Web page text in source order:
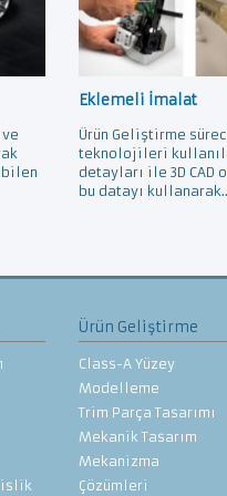
Eklemeli İmalat
Ürün Geliştirme
teknolojileri
detayları ile 3D CAD
bu datayı
Ürün Geliştirme
Class-A Yüzey
Modelleme
Trim Parça Tasarımı
Mekanik Tasarım
Mekanizma
Çözümleri